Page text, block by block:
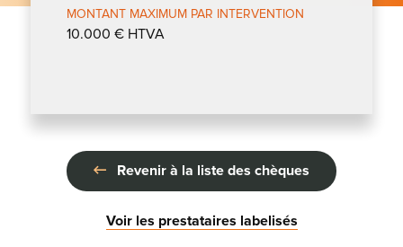
MONTANT MAXIMUM PAR INTERVENTION
10.000 € HTVA
Revenir à la liste des chèques
Voir les prestataires labelisés